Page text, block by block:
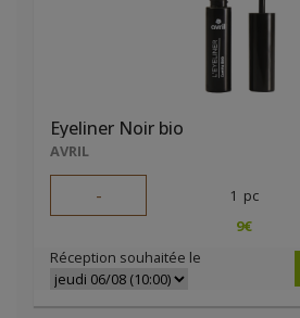
Eyeliner Noir bio
AVRIL
- 1 pc
9€
Réception souhaitée le